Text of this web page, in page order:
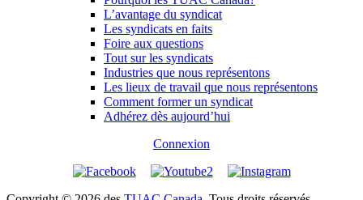
L’avantage du syndicat
Les syndicats en faits
Foire aux questions
Tout sur les syndicats
Industries que nous représentons
Les lieux de travail que nous représentons
Comment former un syndicat
Adhérez dès aujourd’hui
Connexion